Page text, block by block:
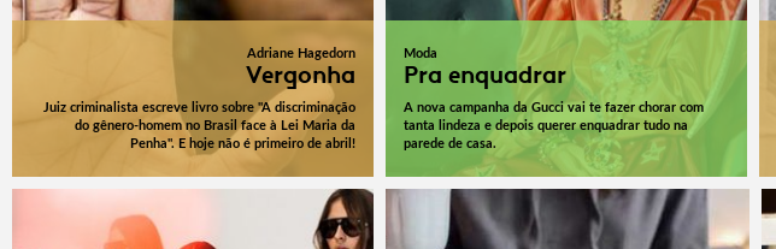
Adriane Hagedorn
Vergonha
Juiz criminalista escreve livro sobre "A discriminação
do gênero-homem no Brasil face à Lei Maria da
Penha". E hoje não é primeiro de abril!
Moda
Pra enquadrar
A nova campanha da Gucci vai te fazer chorar com
tanta lindeza e depois querer enquadrar tudo na
parede de casa.